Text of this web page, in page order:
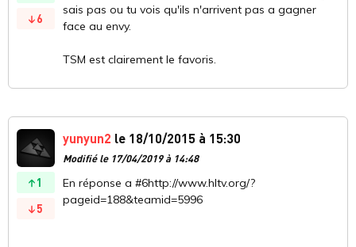
6
sais pas ou tu vois qu'ils n'arrivent pas a gagner
face au envy.
TSM est clairement le favoris.
1
5
yunyun2 le 18/10/2015 à 15:30
Modifié le 17/04/2019 à 14:48
En réponse a #6http://www.hltv.org/?
pageid=188&teamid=5996